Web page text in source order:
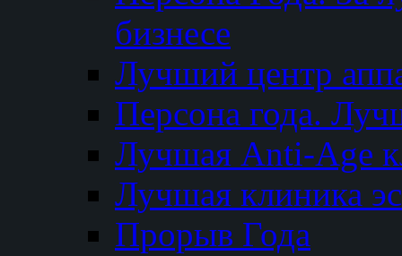
бизнесе
Лучший центр
Персона года.
Лучшая Anti-Age
Лучшая клиника
Прорыв Года